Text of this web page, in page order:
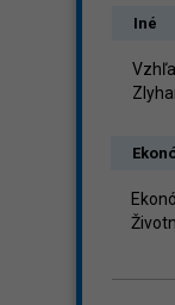
Iné